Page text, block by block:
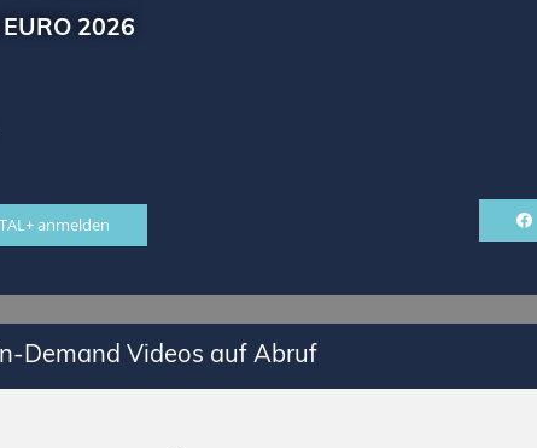
2026
anmelden
Demand Videos auf Abruf